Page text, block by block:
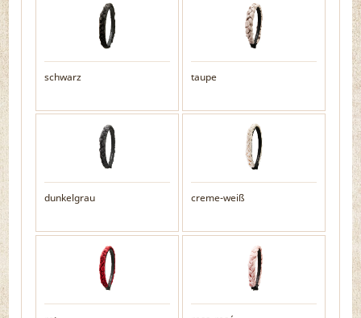
schwarz taupe
dunkelgrau creme-weiß